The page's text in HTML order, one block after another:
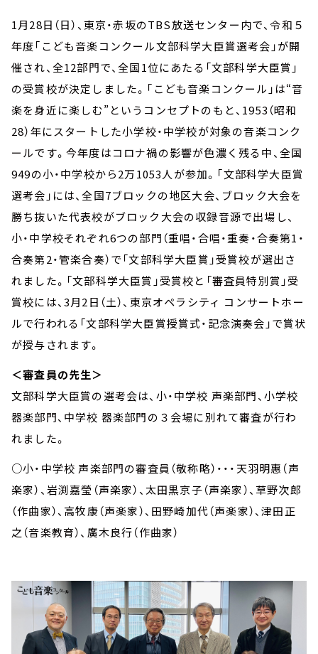
1月28日（日）、東京・赤坂のTBS放送センター内で、令和５
年度「こども音楽コンクール文部科学大臣賞選考会」が開
催され、全12部門で、全国1位にあたる「文部科学大臣賞」
の受賞校が決定しました。「こども音楽コンクール」は“音
楽を身近に楽しむ”というコンセプトのもと、1953（昭和
28）年にスタートした小学校・中学校が対象の音楽コンク
ールです。今年度はコロナ禍の影響が色濃く残る中、全国
949の小・中学校から2万1053人が参加。「文部科学大臣賞
選考会」には、全国7ブロックの地区大会、ブロック大会を
勝ち抜いた代表校がブロック大会の収録音源で出場し、
小・中学校それぞれ6つの部門（重唱・合唱・重奏・合奏第1・
合奏第2・管楽合奏）で「文部科学大臣賞」受賞校が選出さ
れました。「文部科学大臣賞」受賞校と「審査員特別賞」受
賞校には、3月2日（土）、東京オペラシティ コンサートホー
ルで行われる「文部科学大臣賞授賞式・記念演奏会」で賞状
が授与されます。
＜審査員の先生＞
文部科学大臣賞の選考会は、小・中学校 声楽部門、小学校
器楽部門、中学校 器楽部門の３会場に別れて審査が行わ
れました。
○小・中学校 声楽部門の審査員（敬称略）・・・天羽明惠（声
楽家）、岩渕嘉瑩（声楽家）、太田黒京子（声楽家）、草野次郎
（作曲家）、高牧康（声楽家）、田野崎加代（声楽家）、津田正
之（音楽教育）、廣木良行（作曲家）